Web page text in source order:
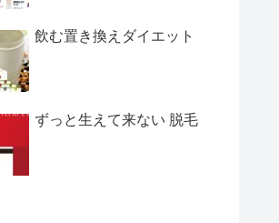
飲む置き換えダイエット
ずっと生えて来ない 脱毛